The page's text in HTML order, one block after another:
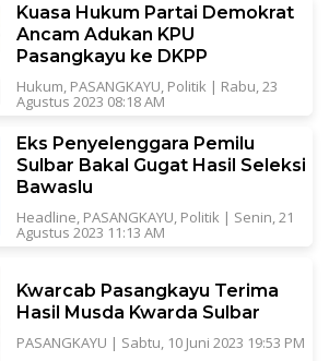
Kuasa Hukum Partai Demokrat
Ancam Adukan KPU
Pasangkayu ke DKPP
Hukum, PASANGKAYU, Politik | Rabu, 23
Agustus 2023 08:18 AM
Eks Penyelenggara Pemilu
Sulbar Bakal Gugat Hasil Seleksi
Bawaslu
Headline, PASANGKAYU, Politik | Senin, 21
Agustus 2023 11:13 AM
Kwarcab Pasangkayu Terima
Hasil Musda Kwarda Sulbar
PASANGKAYU | Sabtu, 10 Juni 2023 19:53 PM